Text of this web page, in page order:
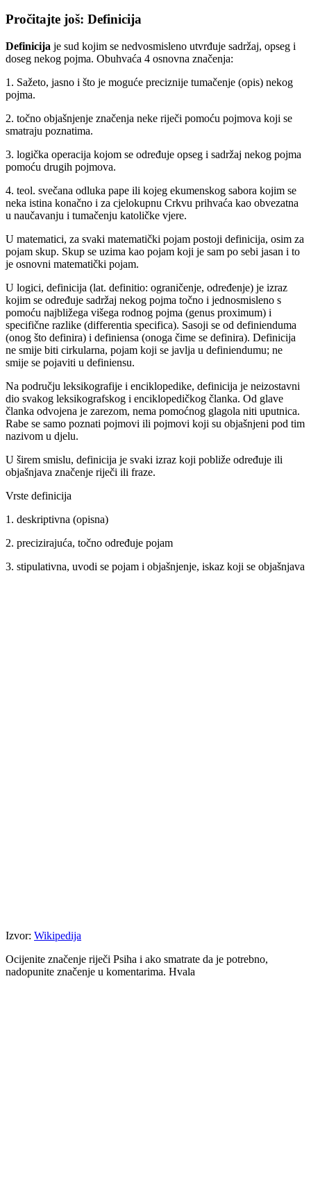
Pročitajte još: Definicija
Definicija je sud kojim se nedvosmisleno utvrđuje sadržaj, opseg i
doseg nekog pojma. Obuhvaća 4 osnovna značenja:
1. Sažeto, jasno i što je moguće preciznije tumačenje (opis) nekog
pojma.
2. točno objašnjenje značenja neke riječi pomoću pojmova koji se
smatraju poznatima.
3. logička operacija kojom se određuje opseg i sadržaj nekog pojma
pomoću drugih pojmova.
4. teol. svečana odluka pape ili kojeg ekumenskog sabora kojim se
neka istina konačno i za cjelokupnu Crkvu prihvaća kao obvezatna
u naučavanju i tumačenju katoličke vjere.
U matematici, za svaki matematički pojam postoji definicija, osim za
pojam skup. Skup se uzima kao pojam koji je sam po sebi jasan i to
je osnovni matematički pojam.
U logici, definicija (lat. definitio: ograničenje, određenje) je izraz
kojim se određuje sadržaj nekog pojma točno i jednosmisleno s
pomoću najbližega višega rodnog pojma (genus proximum) i
specifične razlike (differentia specifica). Sasoji se od definienduma
(onog što definira) i definiensa (onoga čime se definira). Definicija
ne smije biti cirkularna, pojam koji se javlja u definiendumu; ne
smije se pojaviti u definiensu.
Na području leksikografije i enciklopedike, definicija je neizostavni
dio svakog leksikografskog i enciklopedičkog članka. Od glave
članka odvojena je zarezom, nema pomoćnog glagola niti uputnica.
Rabe se samo poznati pojmovi ili pojmovi koji su objašnjeni pod tim
nazivom u djelu.
U širem smislu, definicija je svaki izraz koji pobliže određuje ili
objašnjava značenje riječi ili fraze.
Vrste definicija
1. deskriptivna (opisna)
2. precizirajuća, točno određuje pojam
3. stipulativna, uvodi se pojam i objašnjenje, iskaz koji se objašnjava
Izvor: Wikipedija
Ocijenite značenje riječi Psiha i ako smatrate da je potrebno,
nadopunite značenje u komentarima. Hvala